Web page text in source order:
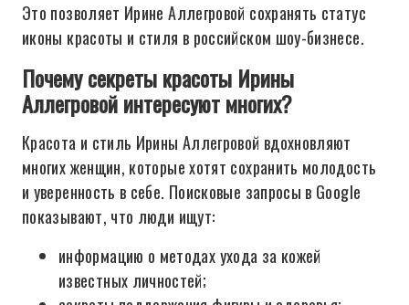
Это позволяет Ирине Аллегровой сохранять статус
иконы красоты и стиля в российском шоу-бизнесе.
Почему секреты красоты Ирины
Аллегровой интересуют многих?
Красота и стиль Ирины Аллегровой вдохновляют
многих женщин, которые хотят сохранить молодость
и уверенность в себе. Поисковые запросы в Google
показывают, что люди ищут:
информацию о методах ухода за кожей
известных личностей;